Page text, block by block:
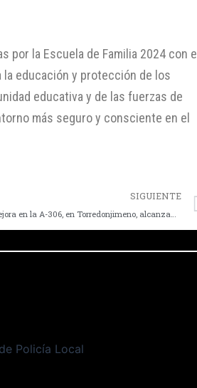
por la Escuela de Familia 2024 con el
educación y protección de los
educativa y de las fuerzas de
más seguro y consciente en el
SIGUIENTE